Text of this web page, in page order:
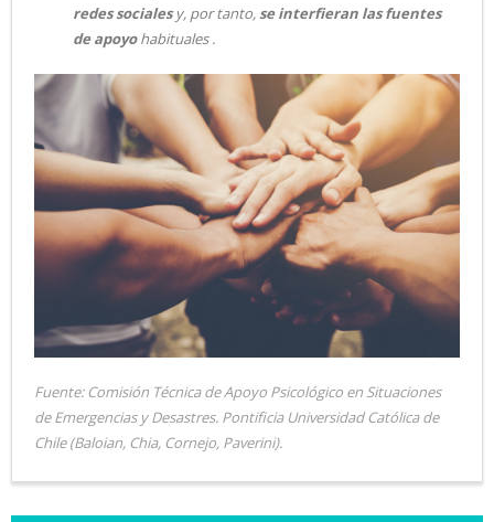
redes socialesy, por tanto,se interfieran las fuentes
de apoyohabituales .
Fuente: Comisión Técnica de Apoyo Psicológico en Situaciones
de Emergencias y Desastres. Pontificia Universidad Católica de
Chile (Baloian, Chia, Cornejo, Paverini).